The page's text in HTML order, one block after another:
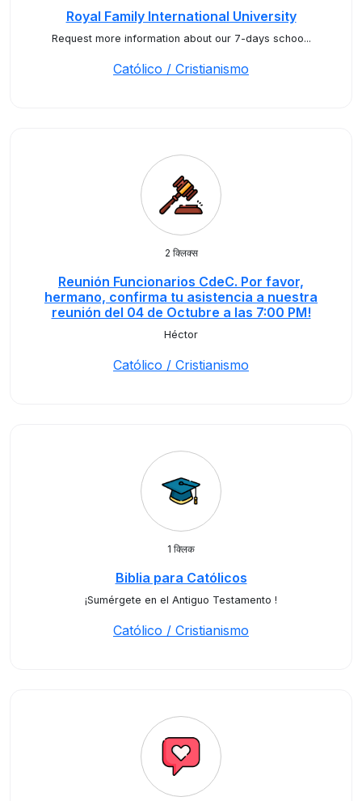
Royal Family International University
Request more information about our 7-days schoo...
Católico / Cristianismo
2 क्लिक्स
Reunión Funcionarios CdeC. Por favor,
hermano, confirma tu asistencia a nuestra
reunión del 04 de Octubre a las 7:00 PM!
Héctor
Católico / Cristianismo
1 क्लिक
Biblia para Católicos
¡Sumérgete en el Antiguo Testamento !
Católico / Cristianismo